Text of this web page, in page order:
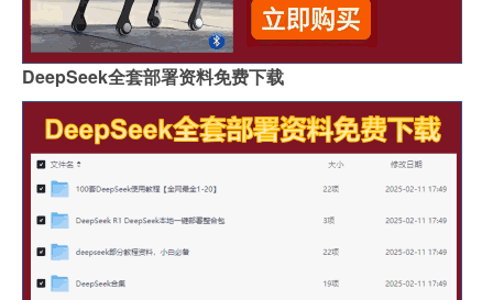
DeepSeek全套部署资料免费下载